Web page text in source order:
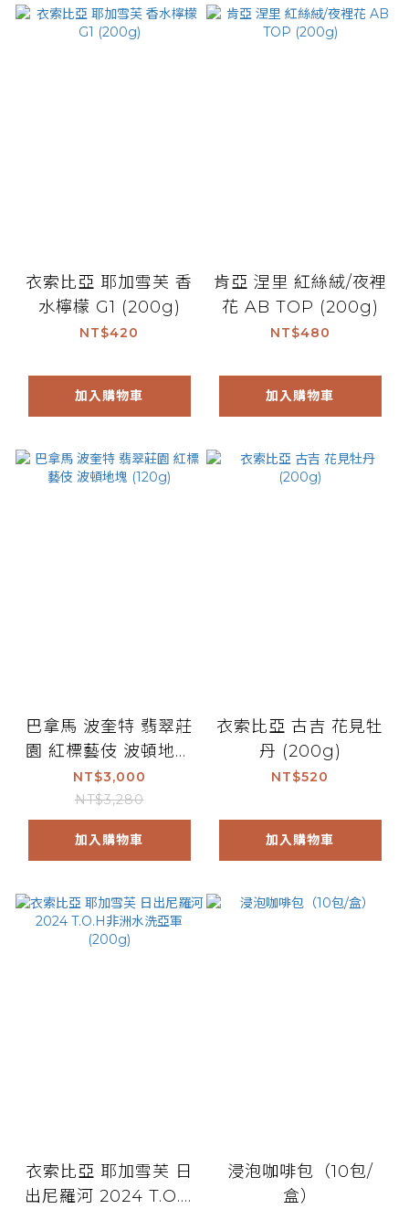
衣索比亞 耶加雪芙 香
水檸檬 G1 (200g)
NT$420
加入購物車
肯亞 涅里 紅絲絨/夜裡
花 AB TOP (200g)
NT$480
加入購物車
巴拿馬 波奎特 翡翠莊
園 紅標藝伎 波頓地塊
(120g)
NT$3,000
NT$3,280
加入購物車
衣索比亞 古吉 花見牡
丹 (200g)
NT$520
加入購物車
衣索比亞 耶加雪芙 日
出尼羅河 2024 T.O.H
浸泡咖啡包（10包/
盒）